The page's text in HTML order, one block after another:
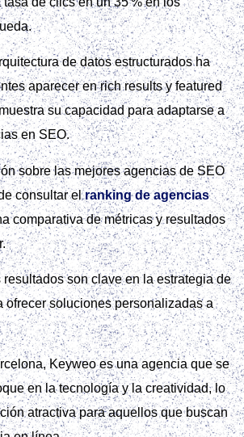
de datos estructurados ha
aparecer en rich results y featured
su capacidad para adaptarse a
en SEO.
sobre las mejores agencias de SEO
consultar elranking de agencias
comparativa de métricas y resultados
son clave en la estrategia de
ofrecer soluciones personalizadas a
Keyweo es una agencia que se
en la tecnología y la creatividad, lo
atractiva para aquellos que buscan